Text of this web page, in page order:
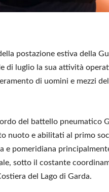
postazione estiva della
di luglio la sua attività
di uomini e mezzi
del battello pneumatico
nuoto e abilitati al primo
pomeridiana
sotto il costante
del Lago di Garda.